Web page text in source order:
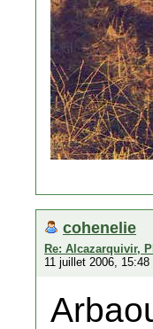
cohenelie
Re: Alcazarquivir,
11 juillet 2006, 15:48